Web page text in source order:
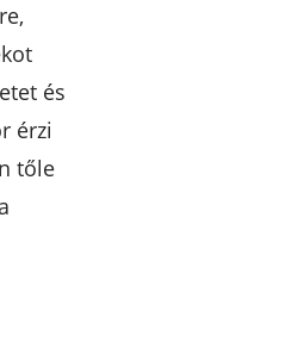
és
érzi
tőle